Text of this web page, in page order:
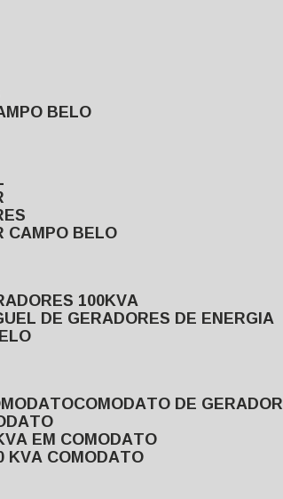
BELO
CAMPO BELO
100KVA
DE GERADORES DE ENERGIA
COMODATO DE GERADOR
EM COMODATO
KVA COMODATO